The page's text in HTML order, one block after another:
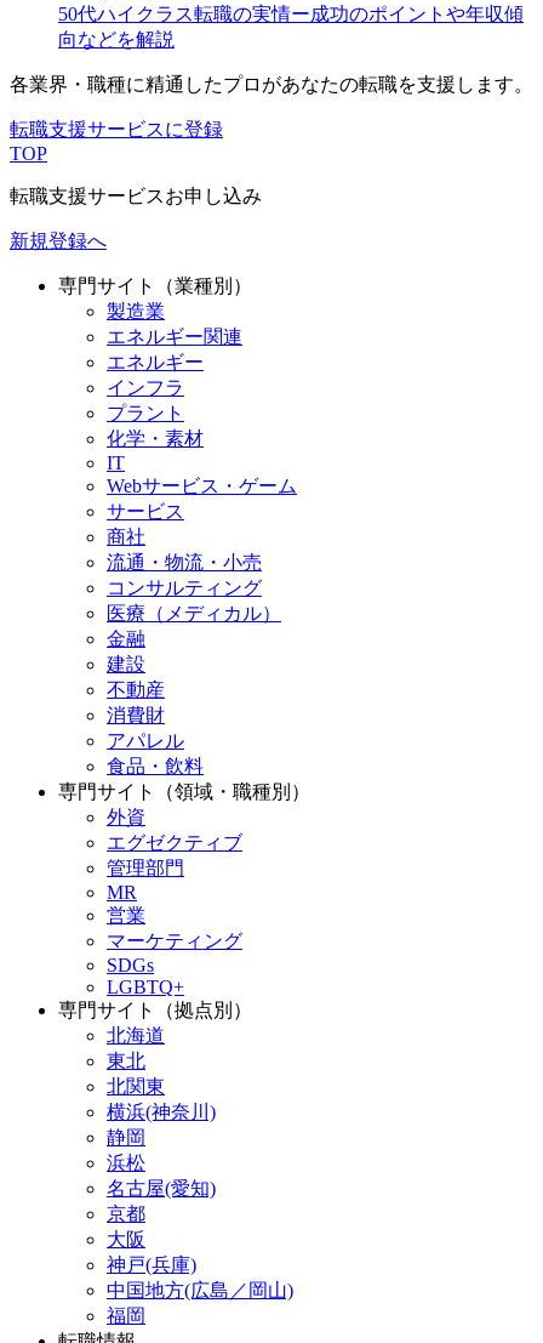
50代ハイクラス転職の実情ー成功のポイントや年収傾
向などを解説
各業界・職種に精通したプロがあなたの転職を支援します。
転職支援サービスに登録
TOP
転職支援サービスお申し込み
新規登録へ
専門サイト（業種別）
製造業
エネルギー関連
エネルギー
インフラ
プラント
化学・素材
IT
Webサービス・ゲーム
サービス
商社
流通・物流・小売
コンサルティング
医療（メディカル）
金融
建設
不動産
消費財
アパレル
食品・飲料
専門サイト（領域・職種別）
外資
エグゼクティブ
管理部門
MR
営業
マーケティング
SDGs
LGBTQ+
専門サイト（拠点別）
北海道
東北
北関東
横浜(神奈川)
静岡
浜松
名古屋(愛知)
京都
大阪
神戸(兵庫)
中国地方(広島／岡山)
福岡